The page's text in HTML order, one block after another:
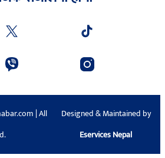
| All
Designed & Maintained by
Eservices Nepal